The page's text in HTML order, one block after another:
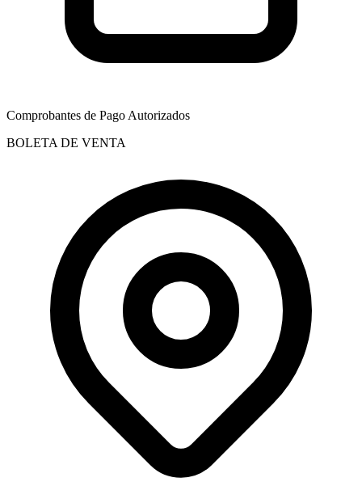
Comprobantes de Pago Autorizados
BOLETA DE VENTA